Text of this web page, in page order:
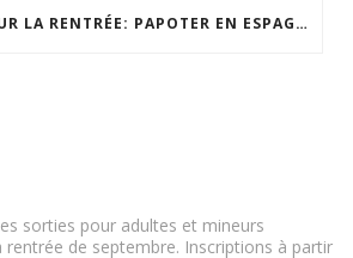
NOUVEAUTÉ POUR LA RENTRÉE: PAPOTER EN ESPAGNOL! POUR TOUS LES NIVEAUX, LES LUNDIS DE 14H À 16H! INSCRIPTION ET INFO : 02 98 86 13 11
sorties pour adultes et mineurs
rentrée de septembre. Inscriptions à partir